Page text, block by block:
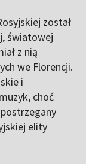
został
światowej
z nią
we Florencji.
i
choć
elity